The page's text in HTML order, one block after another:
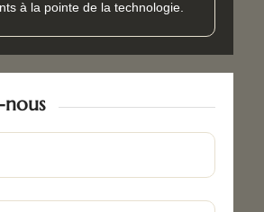
à la pointe de la technologie.